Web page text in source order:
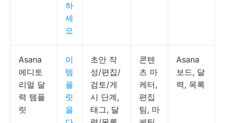
하
세
요
Asana
에디토
리얼 달
력 템플
릿
이
템
플
릿
을
초안 작
성/편집/
검토/게
시 단계,
태그, 달
콘텐
츠 마
케터,
편집
팀, 마
Asana
보드, 달
력, 목록